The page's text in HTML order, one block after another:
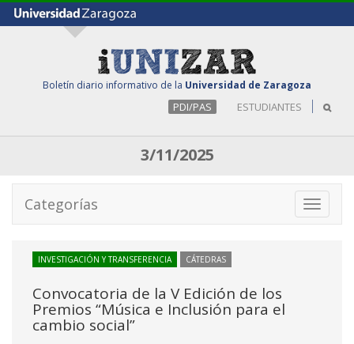
Boletín diario informativo de la Universidad de Zaragoza
PDI/PAS ESTUDIANTES
3/11/2025
Toggle
Categorías
INVESTIGACIÓN Y TRANSFERENCIA CÁTEDRAS
Convocatoria de la V Edición de los
Premios “Música e Inclusión para el
cambio social”